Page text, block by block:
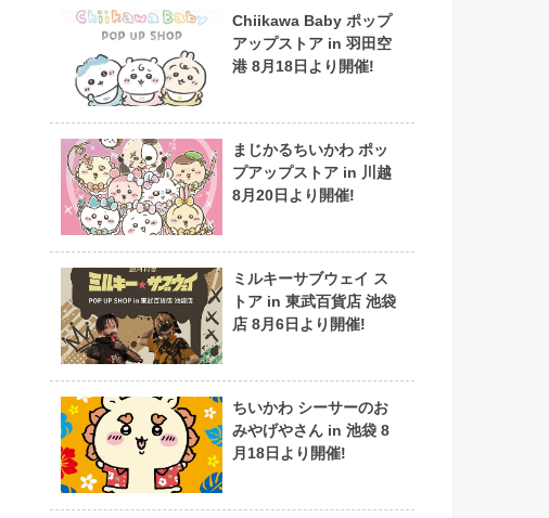
Chiikawa Baby ポップ
アップストア in 羽田空
港 8月18日より開催!
まじかるちいかわ ポッ
プアップストア in 川越
8月20日より開催!
ミルキーサブウェイ ス
トア in 東武百貨店 池袋
店 8月6日より開催!
ちいかわ シーサーのお
みやげやさん in 池袋 8
月18日より開催!